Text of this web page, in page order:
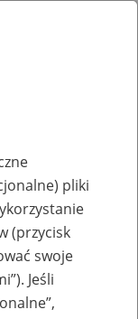
pliki
(przycisk
swoje
Jeśli